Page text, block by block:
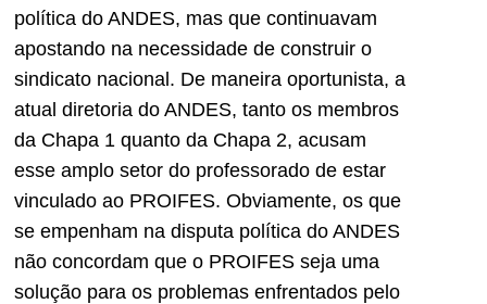
política do ANDES, mas que continuavam
apostando na necessidade de construir o
sindicato nacional. De maneira oportunista, a
atual diretoria do ANDES, tanto os membros
da Chapa 1 quanto da Chapa 2, acusam
esse amplo setor do professorado de estar
vinculado ao PROIFES. Obviamente, os que
se empenham na disputa política do ANDES
não concordam que o PROIFES seja uma
solução para os problemas enfrentados pelo